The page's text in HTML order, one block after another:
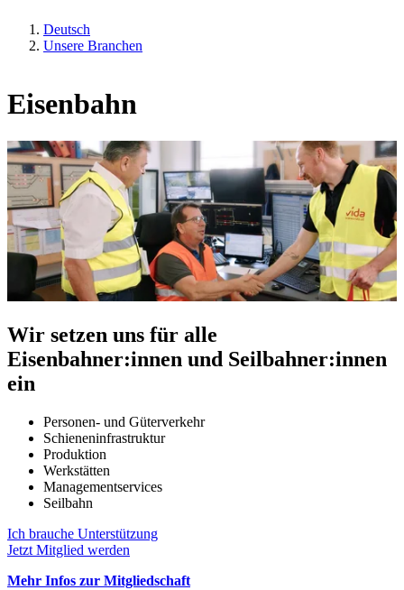
Deutsch
Unsere Branchen
Eisenbahn
Wir setzen uns für alle
Eisenbahner:innen und Seilbahner:innen
ein
Personen- und Güterverkehr
Schieneninfrastruktur
Produktion
Werkstätten
Managementservices
Seilbahn
Ich brauche Unterstützung
Jetzt Mitglied werden
Mehr Infos zur Mitgliedschaft